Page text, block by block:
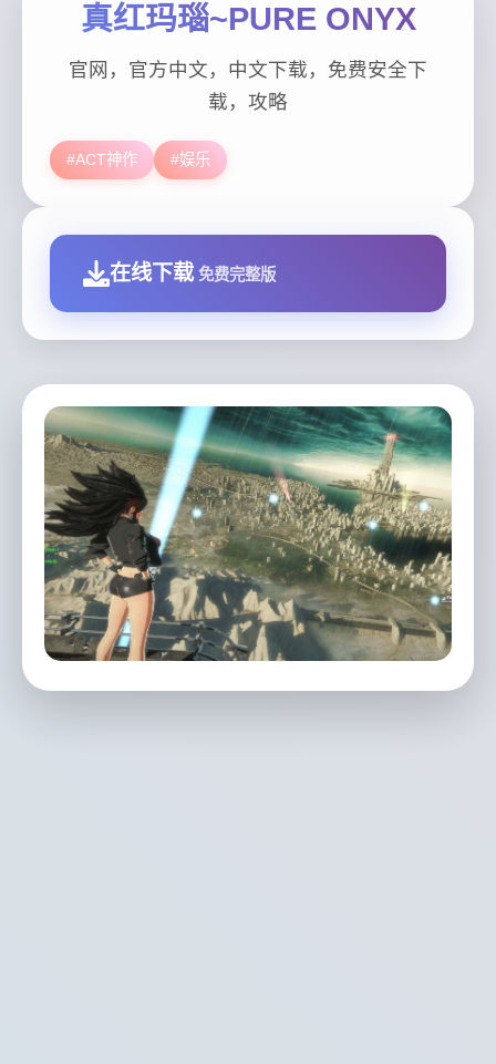
真红玛瑙~PURE ONYX
官网，官方中文，中文下载，免费安全下
载，攻略
#ACT神作 #娱乐
在线下载 免费完整版